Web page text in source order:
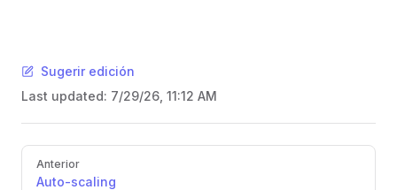
Sugerir edición
Last updated: 7/29/26, 11:12 AM
Pager
Anterior
Auto-scaling